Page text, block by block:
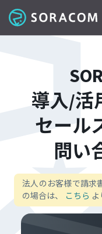
製品
事例
料金
ドキュメント
導入支援
IoTストア
最新情報
導入/活
セール
問い
法人のお客様で請求
の場合は、
こちら よ